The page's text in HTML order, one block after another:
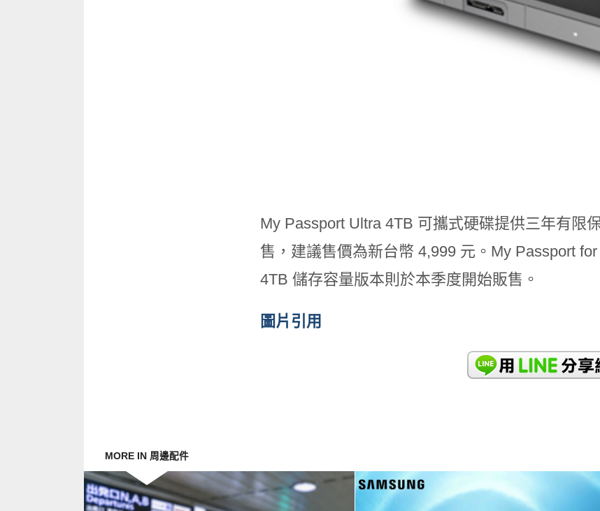
My Passport Ultra 4TB 可攜式硬碟提供三年有限
售，建議售價為新台幣 4,999 元。 My Passport
4TB 儲存容量版本則於本季度開始販售。
圖片引用
MORE IN 周邊配件